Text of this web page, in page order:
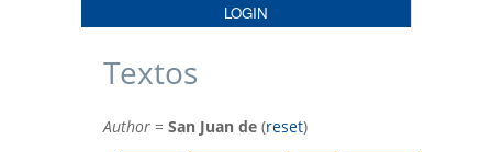
LOGIN
Textos
Author = San Juan de (reset)